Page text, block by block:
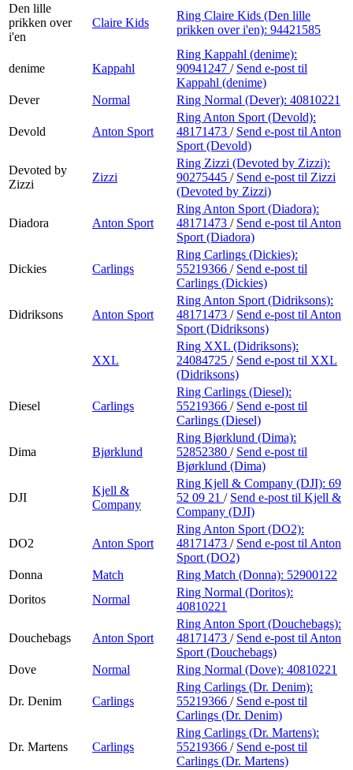
Den lille
prikken over
i'en
Claire Kids
Ring Claire Kids (Den lille
prikken over i'en): 94421585
denime Kappahl
Ring Kappahl (denime):
90941247 / Send e-post til
Kappahl (denime)
Dever
Normal Ring Normal (Dever): 40810221
Devold Anton Sport
Ring Anton Sport (Devold):
48171473 / Send e-post til Anton
Sport (Devold)
Devoted by
Zizzi
Zizzi
Ring Zizzi (Devoted by Zizzi):
90275445 / Send e-post til Zizzi
(Devoted by Zizzi)
Diadora Anton Sport
Ring Anton Sport (Diadora):
48171473 / Send e-post til Anton
Sport (Diadora)
Dickies Carlings
Ring Carlings (Dickies):
55219366 / Send e-post til
Carlings (Dickies)
Didriksons Anton Sport
Ring Anton Sport (Didriksons):
48171473 / Send e-post til Anton
Sport (Didriksons)
XXL
Ring XXL (Didriksons):
24084725 / Send e-post til XXL
(Didriksons)
Diesel Carlings
Ring Carlings (Diesel):
55219366 / Send e-post til
Carlings (Diesel)
Dima Bjørklund
Ring Bjørklund (Dima):
52852380 / Send e-post til
Bjørklund (Dima)
DJI
Kjell &
Company
Ring Kjell & Company (DJI): 69
52 09 21 / Send e-post til Kjell &
Company (DJI)
DO2 Anton Sport
Ring Anton Sport (DO2):
48171473 / Send e-post til Anton
Sport (DO2)
Donna
Match Ring Match (Donna): 52900122
Doritos
Normal
Ring Normal (Doritos):
40810221
Douchebags Anton Sport
Ring Anton Sport (Douchebags):
48171473 / Send e-post til Anton
Sport (Douchebags)
Dove
Normal Ring Normal (Dove): 40810221
Dr. Denim Carlings
Ring Carlings (Dr. Denim):
55219366 / Send e-post til
Carlings (Dr. Denim)
Dr. Martens Carlings
Ring Carlings (Dr. Martens):
55219366 / Send e-post til
Carlings (Dr. Martens)